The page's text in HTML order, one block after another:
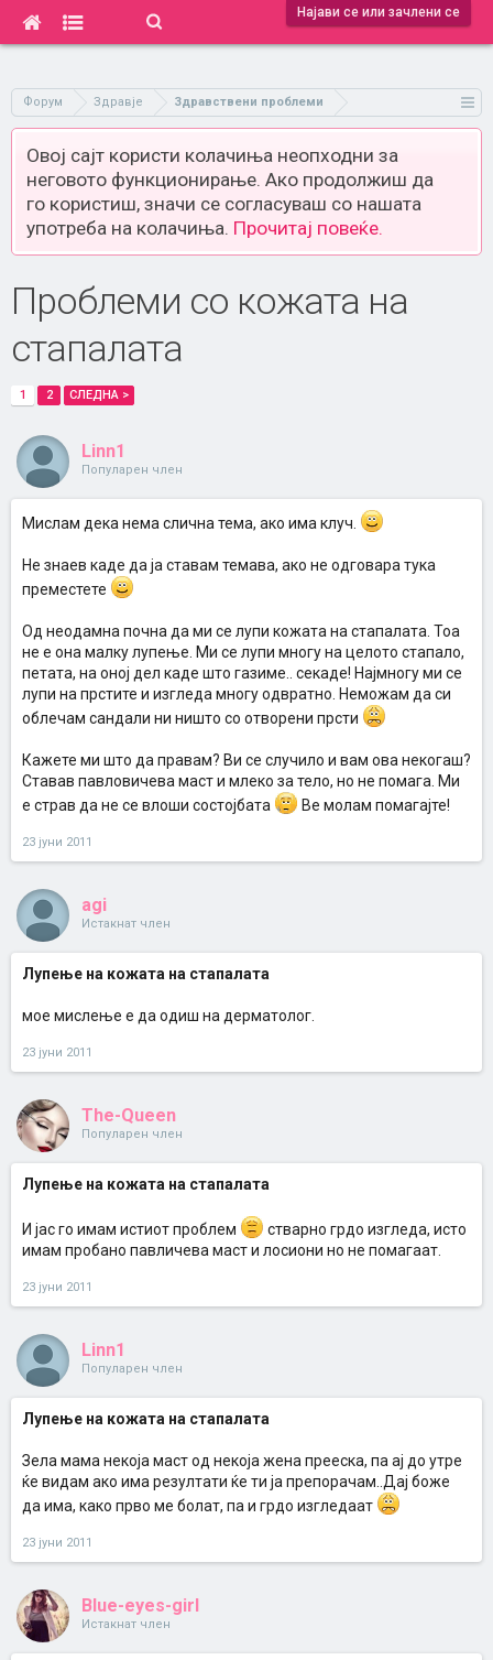
Најави се или зачлени се
Форум Здравје Здравствени проблеми
Овој сајт користи колачиња неопходни за
неговото функционирање. Ако продолжиш да
го користиш, значи се согласуваш со нашата
употреба на колачиња. Прочитај повеќе.
Проблеми со кожата на
стапалата
1 2 СЛЕДНА >
Linn1
Популарен член
Мислам дека нема слична тема, ако има клуч.
Не знаев каде да ја ставам темава, ако не одговара тука
преместете
Од неодамна почна да ми се лупи кожата на стапалата. Тоа
не е она малку лупење. Ми се лупи многу на целото стапало,
петата, на оној дел каде што газиме.. секаде! Најмногу ми се
лупи на прстите и изгледа многу одвратно. Неможам да си
облечам сандали ни ништо со отворени прсти
Кажете ми што да правам? Ви се случило и вам ова некогаш?
Ставав павловичева маст и млеко за тело, но не помага. Ми
е страв да не се влоши состојбата
Ве молам помагајте!
23 јуни 2011
agi
Истакнат член
Лупење на кожата на стапалата
мое мислење е да одиш на дерматолог.
23 јуни 2011
The-Queen
Популарен член
Лупење на кожата на стапалата
И јас го имам истиот проблем
стварно грдо изгледа, исто
имам пробано павличева маст и лосиони но не помагаат.
23 јуни 2011
Linn1
Популарен член
Лупење на кожата на стапалата
Зела мама некоја маст од некоја жена прееска, па ај до утре
ќе видам ако има резултати ќе ти ја препорачам..Дај боже
да има, како прво ме болат, па и грдо изгледаат
23 јуни 2011
Blue-eyes-girl
Истакнат член